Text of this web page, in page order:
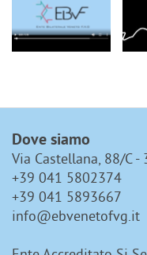
Dove siamo
Via Castellana, 88/C
+39 041 5802374
+39 041 5893667
info@ebvenetofvg.it